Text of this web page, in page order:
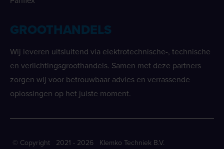
GROOTHANDELS
Wij leveren uitsluitend via elektrotechnische-, technische
en verlichtingsgroothandels. Samen met deze partners
zorgen wij voor betrouwbaar advies en verrassende
oplossingen op het juiste moment.
© Copyright 2021 - 2026 Klemko Techniek B.V.